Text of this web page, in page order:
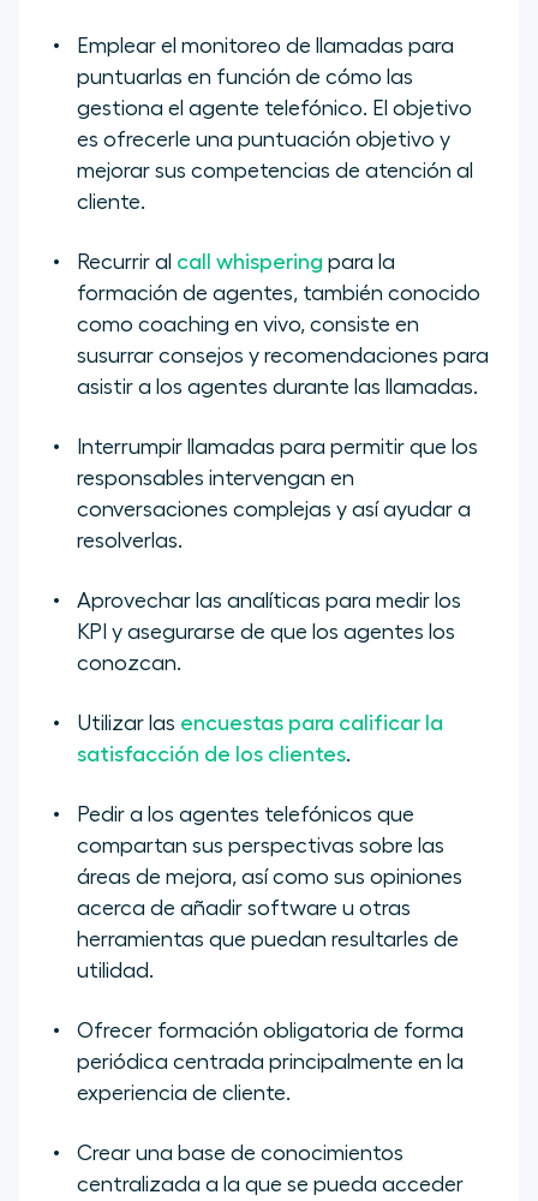
Emplear el monitoreo de llamadas para
puntuarlas en función de cómo las
gestiona el agente telefónico. El objetivo
es ofrecerle una puntuación objetivo y
mejorar sus competencias de atención al
cliente.
Recurrir al call whispering para la
formación de agentes, también conocido
como coaching en vivo, consiste en
susurrar consejos y recomendaciones para
asistir a los agentes durante las llamadas.
Interrumpir llamadas para permitir que los
responsables intervengan en
conversaciones complejas y así ayudar a
resolverlas.
Aprovechar las analíticas para medir los
KPI y asegurarse de que los agentes los
conozcan.
Utilizar las encuestas para calificar la
satisfacción de los clientes.
Pedir a los agentes telefónicos que
compartan sus perspectivas sobre las
áreas de mejora, así como sus opiniones
acerca de añadir software u otras
herramientas que puedan resultarles de
utilidad.
Ofrecer formación obligatoria de forma
periódica centrada principalmente en la
experiencia de cliente.
Crear una base de conocimientos
centralizada a la que se pueda acceder